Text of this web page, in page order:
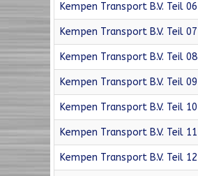
Kempen Transport B.V. Teil 06
Kempen Transport B.V. Teil 07
Kempen Transport B.V. Teil 08
Kempen Transport B.V. Teil 09
Kempen Transport B.V. Teil 10
Kempen Transport B.V. Teil 11
Kempen Transport B.V. Teil 12